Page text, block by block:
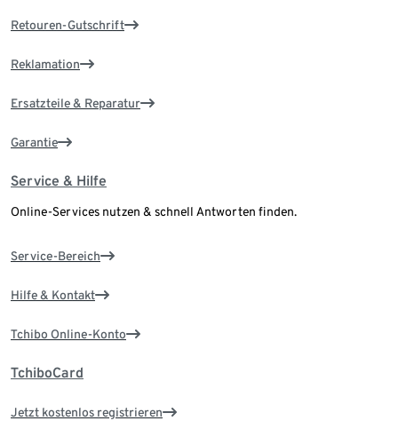
Retouren-Gutschrift
Reklamation
Ersatzteile & Reparatur
Garantie
Service & Hilfe
Online-Services nutzen & schnell Antworten finden.
Service-Bereich
Hilfe & Kontakt
Tchibo Online-Konto
TchiboCard
Jetzt kostenlos registrieren